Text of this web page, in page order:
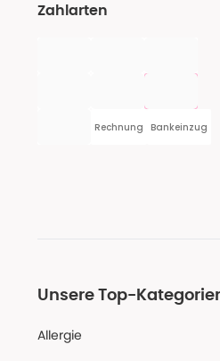
Zahlarten
Rechnung Bankeinzug
Unsere Top-
Allergie